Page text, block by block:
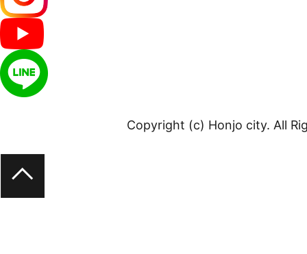
Copyright (c) Honjo city. All